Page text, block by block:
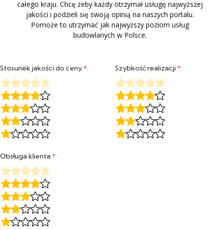
całego kraju. Chcę żeby każdy otrzymał usługę najwyższej
jakości i podzieli się swoją opinią na naszych portalu.
Pomoże to utrzymać jak najwyższy poziom usług
budowlanych w Polsce.
Stosunek jakości do ceny* Szybkość realizacji*
Obsługa klienta *